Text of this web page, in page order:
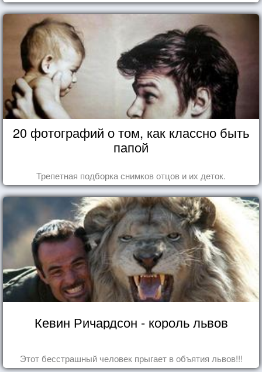
20 фотографий о том, как классно быть
папой
Трепетная подборка снимков отцов и их деток.
Кевин Ричардсон - король львов
Этот бесстрашный человек прыгает в объятия львов!!!